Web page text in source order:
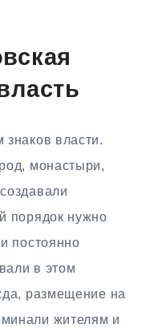
власти.
монастыри,
порядок нужно
постоянно
в этом
размещение на
жителям и